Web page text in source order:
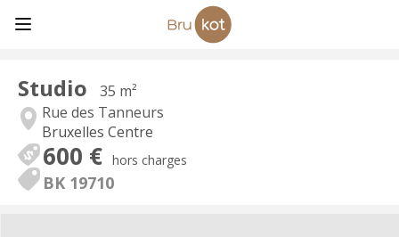
Studio
35 m²
Rue des Tanneurs
Bruxelles Centre
600 € hors charges
BK 19710